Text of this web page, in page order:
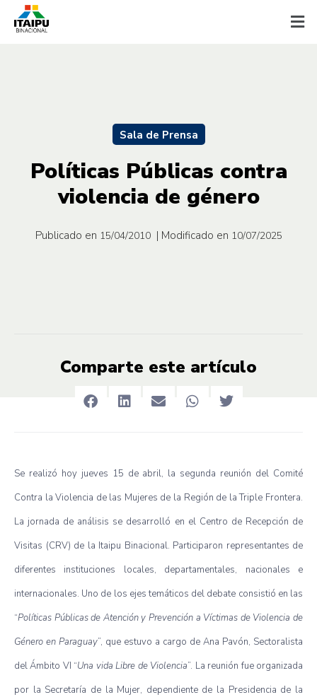
Sala de Prensa
Políticas Públicas contra
violencia de género
Publicado en 15/04/2010 | Modificado en 10/07/2025
Comparte este artículo
Se realizó hoy jueves 15 de abril, la segunda reunión del Comité
Contra la Violencia de las Mujeres de la Región de la Triple Frontera.
La jornada de análisis se desarrolló en el Centro de Recepción de
Visitas (CRV) de la Itaipu Binacional. Participaron representantes de
diferentes instituciones locales, departamentales, nacionales e
internacionales. Uno de los ejes temáticos del debate consistió en las
“Políticas Públicas de Atención y Prevención a Víctimas de Violencia de
Género en Paraguay”, que estuvo a cargo de Ana Pavón, Sectoralista
del Ámbito VI “Una vida Libre de Violencia”. La reunión fue organizada
por la Secretaría de la Mujer, dependiente de la Presidencia de la